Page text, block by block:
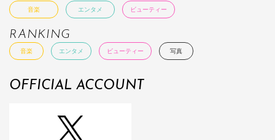
音楽 エンタメ ビューティー
RANKING
音楽 エンタメ ビューティー 写真
OFFICIAL ACCOUNT